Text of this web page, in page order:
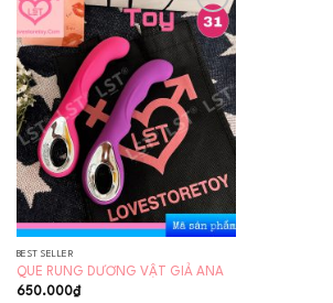
Add to
wishlist
BEST SELLER
QUE RUNG DƯƠNG VẬT GIẢ ANA
650.000₫